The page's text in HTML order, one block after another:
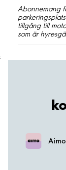
Abonnemang
tillgång till
som är
;